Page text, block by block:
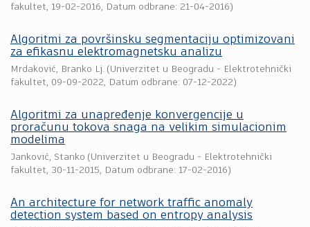
fakultet, 19-02-2016, Datum odbrane: 21-04-2016)
Algoritmi za površinsku segmentaciju optimizovani
za efikasnu elektromagnetsku analizu
Mrdaković, Branko Lj. (Univerzitet u Beogradu - Elektrotehnički
fakultet, 09-09-2022, Datum odbrane: 07-12-2022)
Algoritmi za unapređenje konvergencije u
proračunu tokova snaga na velikim simulacionim
modelima
Janković, Stanko (Univerzitet u Beogradu - Elektrotehnički
fakultet, 30-11-2015, Datum odbrane: 17-02-2016)
An architecture for network traffic anomaly
detection system based on entropy analysis